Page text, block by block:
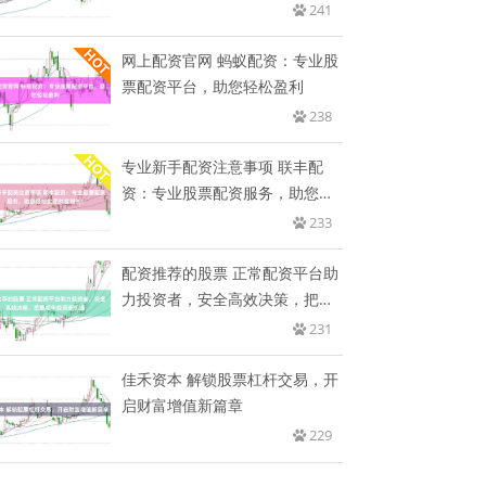
241
网上配资官网 蚂蚁配资：专业股
票配资平台，助您轻松盈利
238
专业新手配资注意事项 联丰配
资：专业股票配资服务，助您轻
233
配资推荐的股票 正常配资平台助
力投资者，安全高效决策，把握
231
佳禾资本 解锁股票杠杆交易，开
启财富增值新篇章
229